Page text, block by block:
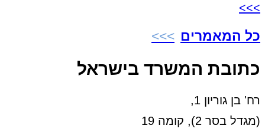
>>>
כל המאמרים
כתובת המשרד בישראל
רח' בן גוריון 1,
(מגדל בסר 2), קומה 19